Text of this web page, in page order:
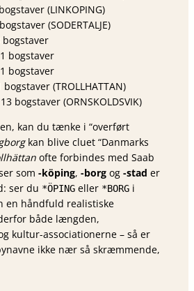
(LINKOPING)
(SODERTALJE)
bogstaver
bogstaver
bogstaver
bogstaver (TROLLHATTAN)
bogstaver (ORNSKOLDSVIK)
kan du tænke i “overført
kan blive cluet “Danmarks
ofte forbindes med Saab
som -köping, -borg og -stad er
ser du *ÖPING eller *BORG i
en håndfuld realistiske
både længden,
kultur-associationerne – så er
ikke nær så skræmmende,